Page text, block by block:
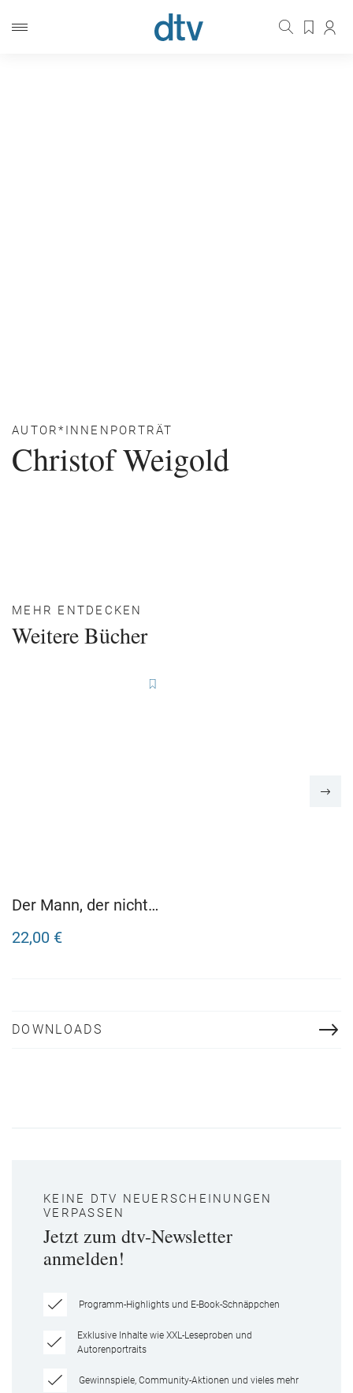
AUTOR*INNENPORTRÄT
Christof Weigold
MEHR ENTDECKEN
Weitere Bücher
Der Mann, der nicht
1921: Hardy Engels
22,00 €
DOWNLOADS
KEINE DTV NEUERSCHEINUNGEN
VERPASSEN
Jetzt zum dtv-Newsletter
anmelden!
Programm-Highlights und E-Book-Schnäppchen
Exklusive Inhalte wie XXL-Leseproben und
Autorenportraits
Gewinnspiele, Community-Aktionen und vieles mehr